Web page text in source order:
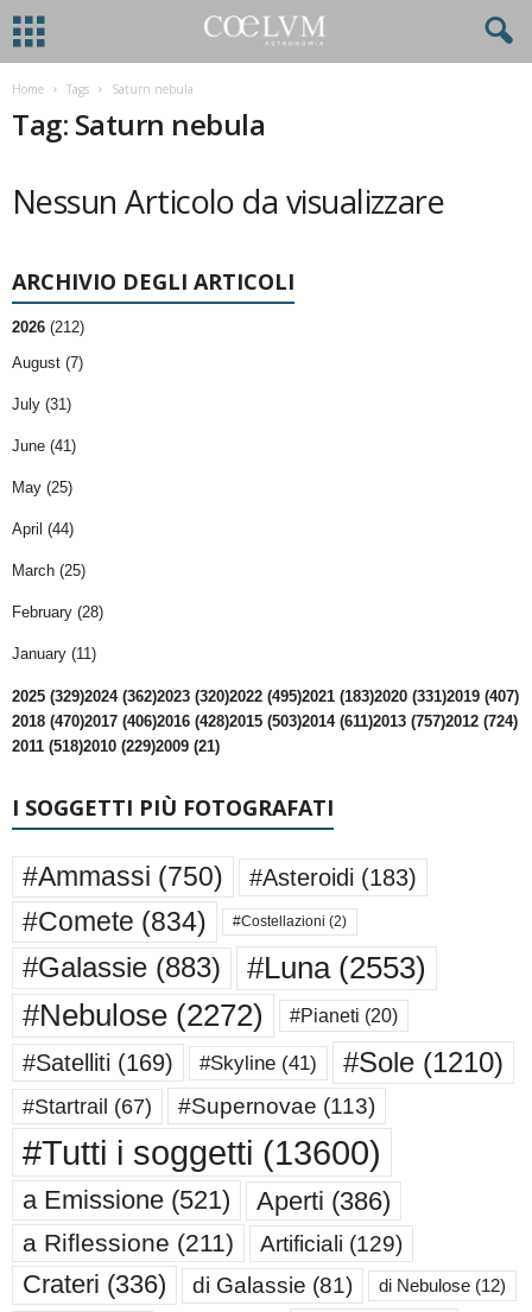
Home Tags Saturn nebula
Tag: Saturn nebula
Nessun Articolo da visualizzare
ARCHIVIO DEGLI ARTICOLI
2026 (212)
August (7)
July (31)
June (41)
May (25)
April (44)
March (25)
February (28)
January (11)
2025 (329)2024 (362)2023 (320)2022 (495)2021 (183)2020 (331)2019 (407)
2018 (470)2017 (406)2016 (428)2015 (503)2014 (611)2013 (757)2012 (724)
2011 (518)2010 (229)2009 (21)
I SOGGETTI PIÙ FOTOGRAFATI
#Ammassi (750) #Asteroidi (183)
#Comete (834) #Costellazioni (2)
#Galassie (883) #Luna(2553)
#Nebulose (2272) #Pianeti (20)
#Satelliti (169) #Skyline (41) #Sole (1210)
#Startrail (67) #Supernovae (113)
#Tutti i soggetti (13600)
a Emissione (521) Aperti (386)
a Riflessione (211) Artificiali (129)
Crateri (336) di Galassie (81) di Nebulose (12)